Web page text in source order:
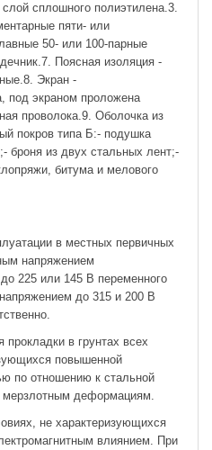
слой сплошного полиэтилена.3.
пяти- или
50- или 100-парные
Поясная изоляция -
Экран -
под экраном проложена
проволока.9. Оболочка из
покров типа Б:- подушка
броня из двух стальных лент;-
битума и мелового
в местных первичных
напряжением
225 или 145 В переменного
до 315 и 200 В
в грунтах всех
повышенной
по отношению к стальной
деформациям.
не характеризующихся
влиянием. При